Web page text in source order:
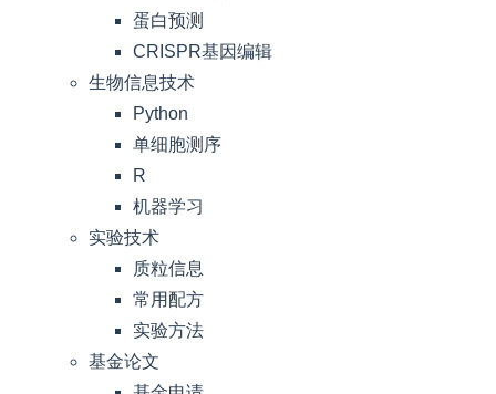
蛋白预测
CRISPR基因编辑
生物信息技术
Python
单细胞测序
R
机器学习
实验技术
质粒信息
常用配方
实验方法
基金论文